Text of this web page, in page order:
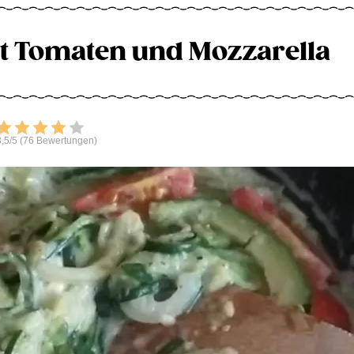
und Mozzarella
Bewerten
5 (76 Bewertungen)